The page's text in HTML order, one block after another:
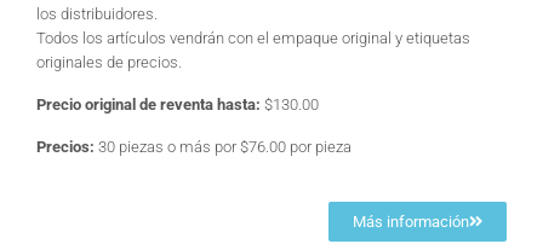
los distribuidores.
Todos los artículos vendrán con el empaque original y etiquetas
originales de precios.
Precio original de reventa hasta: $130.00
Precios: 30 piezas o más por $76.00 por pieza
Más información